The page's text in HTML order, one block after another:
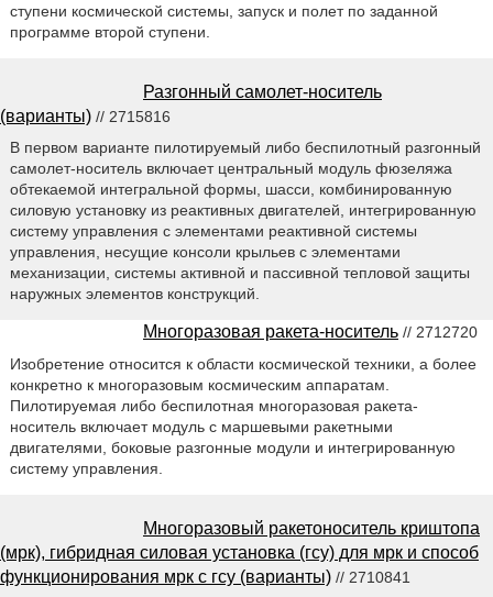
ступени космической системы, запуск и полет по заданной
программе второй ступени.
Разгонный самолет-носитель
(варианты) // 2715816
В первом варианте пилотируемый либо беспилотный разгонный
самолет-носитель включает центральный модуль фюзеляжа
обтекаемой интегральной формы, шасси, комбинированную
силовую установку из реактивных двигателей, интегрированную
систему управления с элементами реактивной системы
управления, несущие консоли крыльев с элементами
механизации, системы активной и пассивной тепловой защиты
наружных элементов конструкций.
Многоразовая ракета-носитель // 2712720
Изобретение относится к области космической техники, а более
конкретно к многоразовым космическим аппаратам.
Пилотируемая либо беспилотная многоразовая ракета-
носитель включает модуль с маршевыми ракетными
двигателями, боковые разгонные модули и интегрированную
систему управления.
Многоразовый ракетоноситель криштопа
(мрк), гибридная силовая установка (гсу) для мрк и способ
функционирования мрк с гсу (варианты) // 2710841